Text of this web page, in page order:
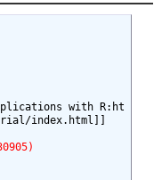
with R:ht
index.html]]